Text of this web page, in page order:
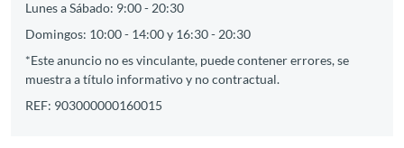
Lunes a Sábado: 9:00 - 20:30
Domingos: 10:00 - 14:00 y 16:30 - 20:30
*Este anuncio no es vinculante, puede contener errores, se
muestra a título informativo y no contractual.
REF: 903000000160015